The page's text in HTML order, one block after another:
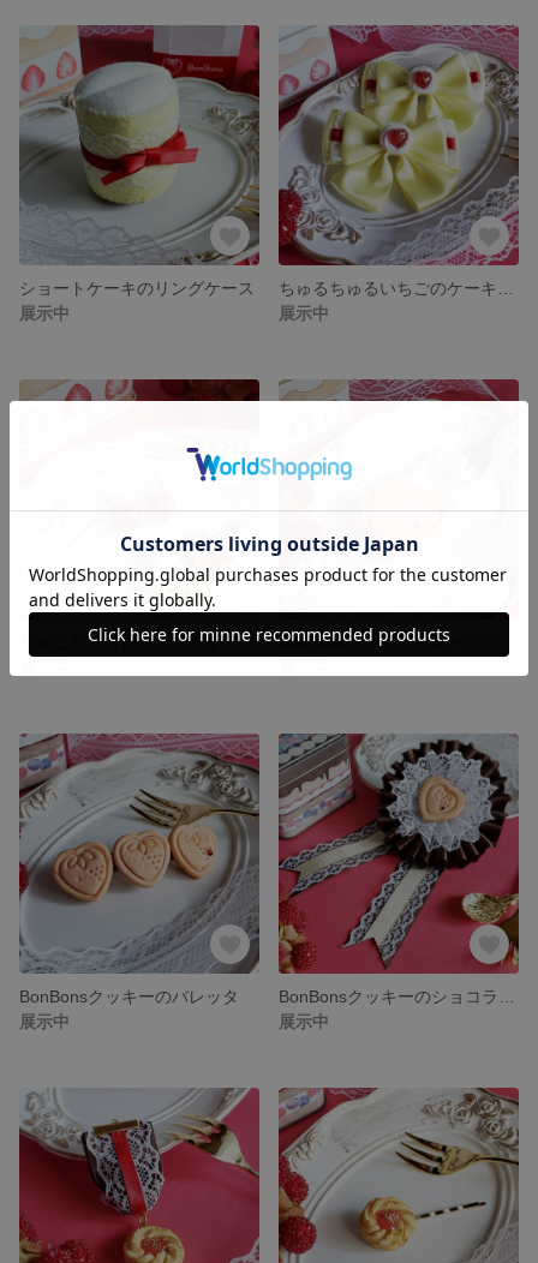
ショートケーキのリングケース
展示中
展示中
ちゅるちゅるいちごぴあす
BonBonsクッキーのバレッタ
展示中
展示中